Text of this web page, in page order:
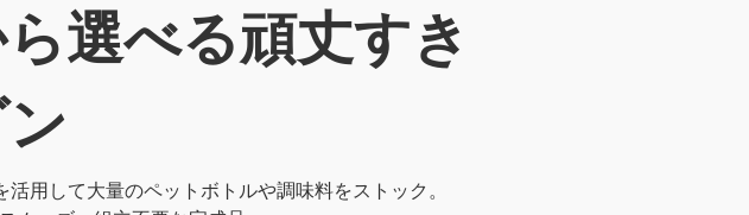
選べる頑丈すき
用して大量のペットボトルや調味料をストック。